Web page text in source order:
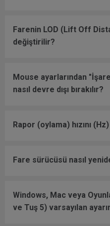
Farenin LOD (Lift Off
değiştirilir?
Mouse ayarlarından
nasıl devre dışı bırakılır?
Rapor (oylama) hızını
Fare sürücüsü nasıl
Windows, Mac veya
ve Tuş 5) varsayılan